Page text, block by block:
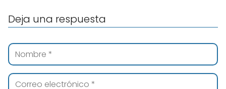
Deja una respuesta